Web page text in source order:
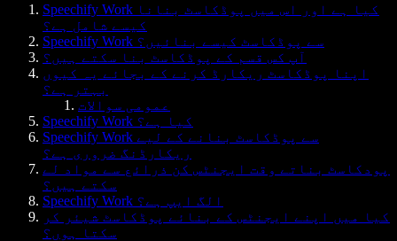
Speechify Work کیا ہے اور اس میں پوڈکاسٹ بنانا
کیسے شامل ہے؟
Speechify Work سے پوڈکاسٹ کیسے بنائیں؟
آپ کس قسم کے پوڈکاسٹ بنا سکتے ہیں؟
اپنا پوڈکاسٹ ریکارڈ کرنے کے بجائے یہ کیوں
بہتر ہے؟
عمومی سوالات
Speechify Work کیا ہے؟
Speechify Work سے پوڈکاسٹ بنانے کے لیے
ریکارڈنگ ضروری ہے؟
پودکاسٹ بناتے وقت ایجنٹس کن ذرائع سے مواد لے
سکتے ہیں؟
Speechify Work الگ ایپ ہے؟
کیا میں اپنے ایجنٹس کے بنائے پوڈکاسٹ شیئر کر
سکتا ہوں؟